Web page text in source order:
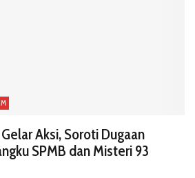
Aksi, Soroti Dugaan
SPMB dan Misteri 93